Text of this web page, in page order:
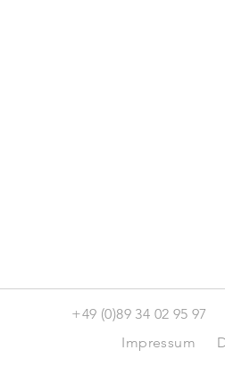
+49 (0)89 34 02 95 97
Impressum